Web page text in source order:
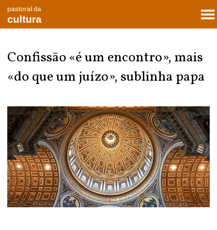
pastoral da
cultura
Confissão «é um encontro», mais
«do que um juízo», sublinha papa